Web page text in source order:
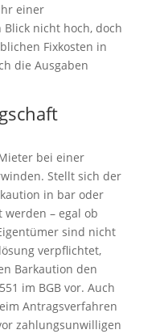
einer
nicht hoch, doch
Fixkosten in
die Ausgaben
bei einer
Stellt sich der
in bar oder
– egal ob
sind nicht
verpflichtet,
Barkaution den
im BGB vor. Auch
Antragsverfahren
zahlungsunwilligen